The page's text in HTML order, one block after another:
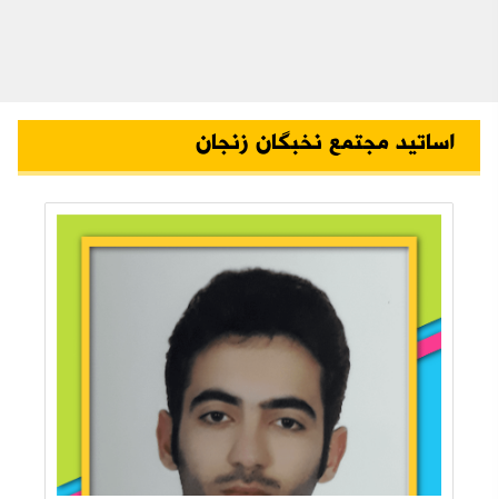
اساتید مجتمع نخبگان زنجان